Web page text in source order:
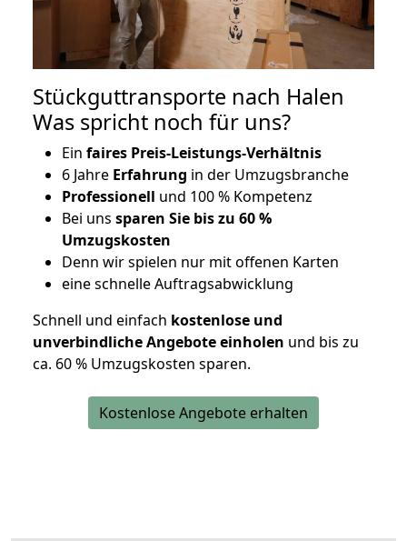
Stückguttransporte nach Halen
Was spricht noch für uns?
Ein faires Preis-Leistungs-Verhältnis
6 Jahre Erfahrung in der Umzugsbranche
Professionell und 100 % Kompetenz
Bei uns sparen Sie bis zu 60 %
Umzugskosten
Denn wir spielen nur mit offenen Karten
eine schnelle Auftragsabwicklung
Schnell und einfach kostenlose und
unverbindliche Angebote einholen und bis zu
ca. 60 % Umzugskosten sparen.
Kostenlose Angebote erhalten